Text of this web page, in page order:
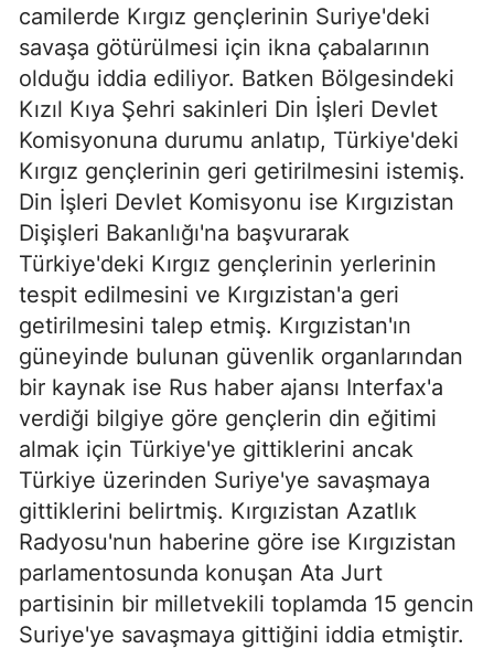
camilerde Kırgız gençlerinin Suriye'deki
savaşa götürülmesi için ikna çabalarının
olduğu iddia ediliyor. Batken Bölgesindeki
Kızıl Kıya Şehri sakinleri Din İşleri Devlet
Komisyonuna durumu anlatıp, Türkiye'deki
Kırgız gençlerinin geri getirilmesini istemiş.
Din İşleri Devlet Komisyonu ise Kırgızistan
Dişişleri Bakanlığı'na başvurarak
Türkiye'deki Kırgız gençlerinin yerlerinin
tespit edilmesini ve Kırgızistan'a geri
getirilmesini talep etmiş. Kırgızistan'ın
güneyinde bulunan güvenlik organlarından
bir kaynak ise Rus haber ajansı Interfax'a
verdiği bilgiye göre gençlerin din eğitimi
almak için Türkiye'ye gittiklerini ancak
Türkiye üzerinden Suriye'ye savaşmaya
gittiklerini belirtmiş. Kırgızistan Azatlık
Radyosu'nun haberine göre ise Kırgızistan
parlamentosunda konuşan Ata Jurt
partisinin bir milletvekili toplamda 15 gencin
Suriye'ye savaşmaya gittiğini iddia etmiştir.